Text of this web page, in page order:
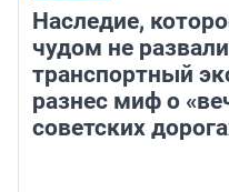
Наследие,
чудом не
транспортный
разнес миф о
советских